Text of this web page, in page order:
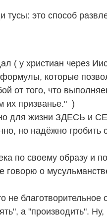
тусы: это способ
( у христиан через
которые
от того, что
их призванье." )
для жизни ЗДЕСЬ и
но надёжно гробить
по своему образу и
о
не
а "производить".